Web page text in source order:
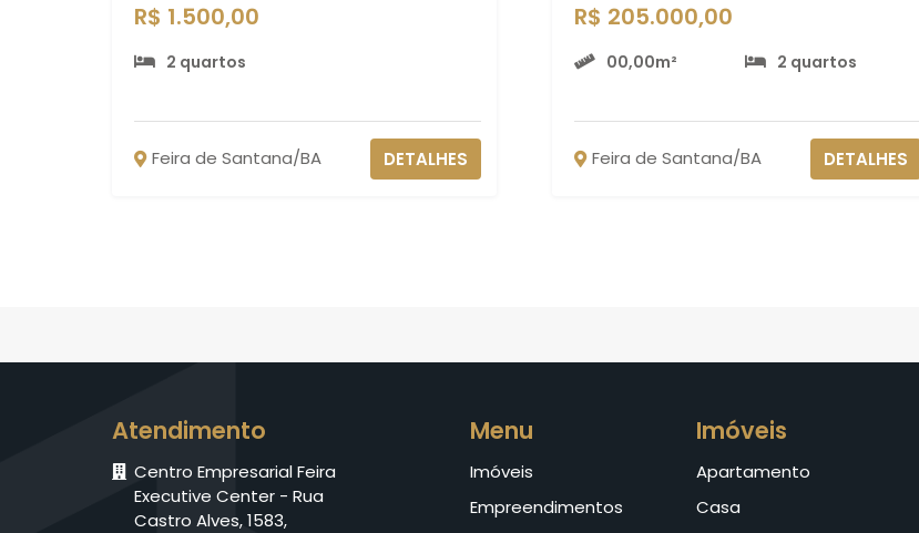
R$ 1.500,00
2 quartos
Feira de Santana/BA DETALHES
R$ 205.000,00
00,00m² 2 quartos
Feira de Santana/BA DETALHES
Atendimento
Centro Empresarial Feira
Executive Center - Rua
Castro Alves, 1583,
Menu
Imóveis
Empreendimentos
Imóveis
Apartamento
Casa